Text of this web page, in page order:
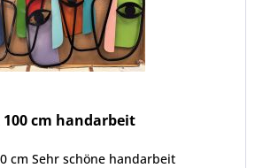
cm handarbeit
cm Sehr schöne handarbeit